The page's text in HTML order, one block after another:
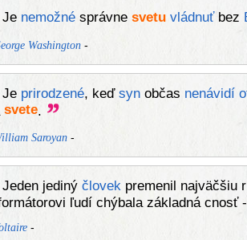
Je nemožnésprávne svetu vládnuťbez
Washington-
Je prirodzené, keď synobčas nenávidí
svete.
Saroyan-
Jeden jediný človekpremenil najväčšiu
ľudí chýbala základná cnosť
-